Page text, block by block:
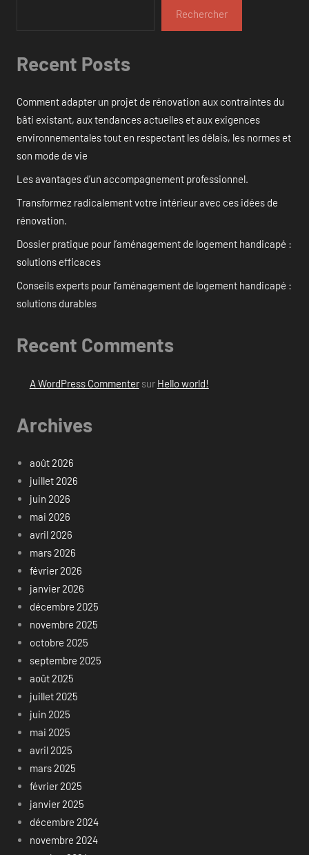
Rechercher
Recent Posts
Comment adapter un projet de rénovation aux contraintes du
bâti existant, aux tendances actuelles et aux exigences
environnementales tout en respectant les délais, les normes et
son mode de vie
Les avantages d’un accompagnement professionnel.
Transformez radicalement votre intérieur avec ces idées de
rénovation.
Dossier pratique pour l’aménagement de logement handicapé :
solutions efficaces
Conseils experts pour l’aménagement de logement handicapé :
solutions durables
Recent Comments
A WordPress Commentersur Hello world!
Archives
août 2026
juillet 2026
juin 2026
mai 2026
avril 2026
mars 2026
février 2026
janvier 2026
décembre 2025
novembre 2025
octobre 2025
septembre 2025
août 2025
juillet 2025
juin 2025
mai 2025
avril 2025
mars 2025
février 2025
janvier 2025
décembre 2024
novembre 2024